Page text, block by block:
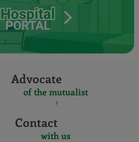
Hospital
PORTAL
Advocate
of the mutualist
Contact
with us